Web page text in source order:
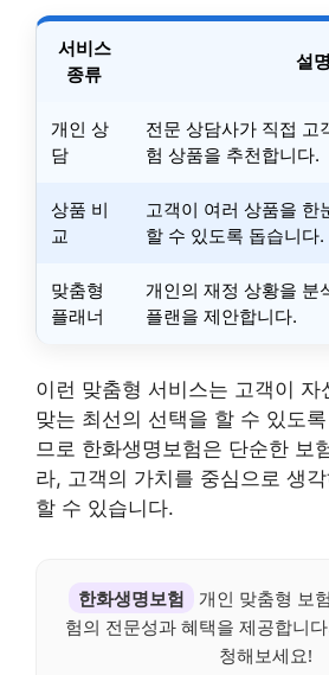
서비스
종류
설명
개인 상
담
전문 상담사가 직접 고
험 상품을 추천합니다.
상품 비
교
고객이 여러 상품을 한
할 수 있도록 돕습니다.
맞춤형
플래너
개인의 재정 상황을 분
플랜을 제안합니다.
이런 맞춤형 서비스는 고객이 자
맞는 최선의 선택을 할 수 있도
므로 한화생명보험은 단순한 보
라, 고객의 가치를 중심으로 생
할 수 있습니다.
한화생명보험
개인 맞춤형 보
험의 전문성과 혜택을 제공합니
청해보세요!